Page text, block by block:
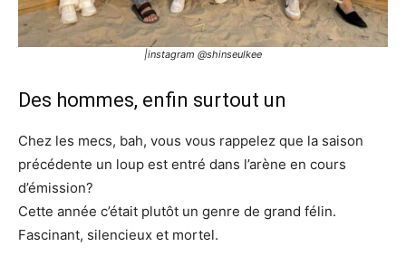
|instagram @shinseulkee
Des hommes, enfin surtout un
Chez les mecs, bah, vous vous rappelez que la saison
précédente un loup est entré dans l’arène en cours
d’émission?
Cette année c’était plutôt un genre de grand félin.
Fascinant, silencieux et mortel.